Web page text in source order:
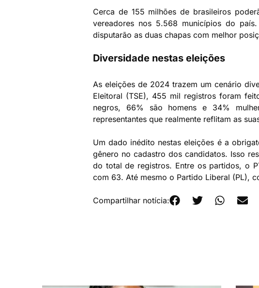
Cerca de 155 milhões de brasileiros
vereadores nos 5.568 municípios do
disputarão as duas chapas com melhor
Diversidade nestas eleições
As eleições de 2024 trazem um cenário
Eleitoral (TSE), 455 mil registros foram
negros, 66% são homens e 34%
representantes que realmente reflitam as
Um dado inédito nestas eleições é a
gênero no cadastro dos candidatos. Isso
do total de registros. Entre os partidos, o
com 63. Até mesmo o Partido Liberal (PL),
Compartilhar notícia: